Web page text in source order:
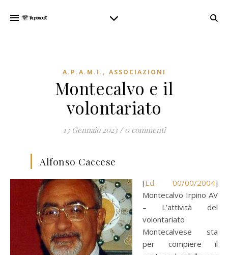
A.P.A.M.I. , ASSOCIAZIONI
Montecalvo e il
volontariato
13 Gennaio 2023 / 0 commenti
Alfonso Caccese
[ Ed. 00/00/2004]
Montecalvo Irpino AV
– L’attività del
volontariato
Montecalvese sta
per compiere il